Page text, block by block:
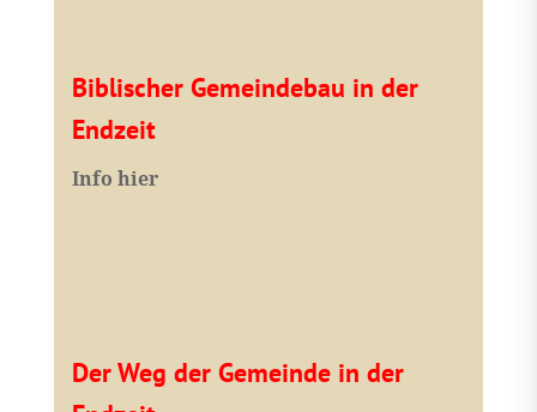
Biblischer Gemeindebau in der
Endzeit
Info hier
Der Weg der Gemeinde in der